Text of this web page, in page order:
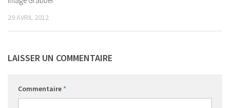
29 AVRIL 2012
LAISSER UN COMMENTAIRE
Commentaire*